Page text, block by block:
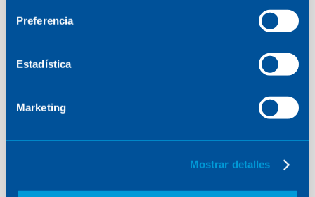
Preferencia
Estadística
Marketing
Mostrar detalles
SOLUCIONES MEDIOAMBIENTALES
Caso Kelsen: Recuperación de
calor en industria refractaria